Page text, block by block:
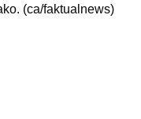
(ca/faktualnews)